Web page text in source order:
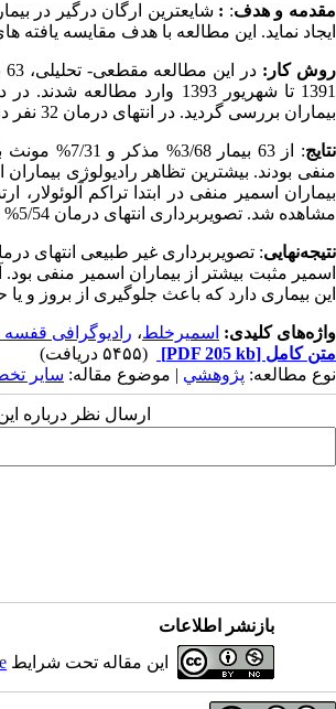
مقدمه و هدف:
: شایعترین ارگان درگیر در
ایجاد نماید. این مطالعه با هدف مقایسه
روش کار:
1391 تا شهریور 1393
بیماران بررسی گردید. در انتهای درمان 32 نفر در مطالعه باقی ماندند و علایم بالینی و یافته های رادیولوژیک مجددا بررسی شدند.
نتایج
منفی بودند. بیشترین تظاهر رادیولوژی
بیماران اسمیر منفی در ابتدا تراکم
مشاهده شد. تصویربرداری انتهای درمان 5/54% بیماران اسمیر منفی و 7/85% بیماران اسمیر مثبت غیر طبیعی بود.
نتیجه‌نهایی: تصویربرداری غیر طبیعی انتهای
اسمیر مثبت بیشتر از بیماران اسمیر منفی
این بیماری دارد که باعث جلوگیری از بروز
واژه‌های کلیدی: اسمیرخلط، رادیوگرافی قفسه
متن کامل [PDF 205 kb]
(۵۴۵۵ دریافت)
نوع مطالعه: پژوهشي | موضوع مقاله: سایر
ارسال نظر درباره
بازنشر اطلاعات
این مقاله تحت شرایط